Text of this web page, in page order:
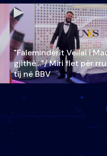
"Faleminderit Vëllai i
gjithë…"/ Miri flet për
tij në BBV